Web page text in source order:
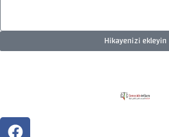
Hikayenizi ekleyin